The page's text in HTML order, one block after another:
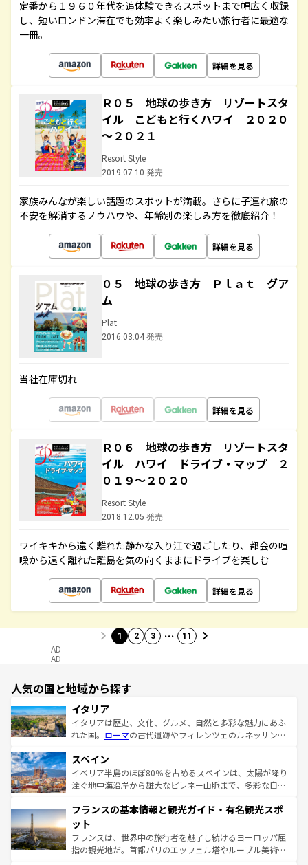
定番から１９６０年代を追体験できるスポットまで幅広く収録
し、短いロンドン滞在でも効率よく楽しみたい旅行者に最適な
一冊。
詳細を見る
Ｒ０５ 地球の歩き方 リゾートスタ
イル こどもと行くハワイ ２０２０
～２０２１
Resort Style
2019.07.10 発売
家族みんなが楽しい話題のスポットが満載。さらに子連れ旅の
不安を解消するノウハウや、年齢別の楽しみ方を徹底紹介！
詳細を見る
０５ 地球の歩き方 Ｐｌａｔ グア
ム
Plat
2016.03.04 発売
当社在庫切れ
詳細を見る
Ｒ０６ 地球の歩き方 リゾートスタ
イル ハワイ ドライブ・マップ ２
０１９～２０２０
Resort Style
2018.12.05 発売
ワイキキから遠く離れた静かな入り江で過ごしたり、都会の喧
噪から遠く離れた離島を気の向くままにドライブを楽しむ
詳細を見る
1 2 3 … 11
AD
AD
人気の国と地域から探す
イタリア
イタリアは歴史、文化、グルメ、自然と多彩な魅力にあふ
れた国。 ローマの古代遺跡やフィレンツェのルネッサンス
ろん、トスカーナの美しい田園風景やアマルフィ海岸の絶
景など、自然景観も見逃せない。観光の合間には、本場の
ピザやパスタなど、絶品のイタリア料理を堪能することも
ませてくれるイタリアで、忘れられない旅をしてみよう！
なお、新着のイタリア情報は
しい。
スペイン
イベリア半島のほぼ80％を占めるスペインは、太陽が降り
注ぐ地中海沿岸から雄大なピレネー山脈まで、多彩な自然
文化が根付くこの国では、情熱的なフラメンコ、熱気あふ
れる闘牛、そして美味しいタパスが生活の一部となってい
る。首都マドリードの洗練された雰囲気や、バルセロナの
アートに溢れた街角から、地方では古代ローマ遺跡や中世
フランスの基本情報と観光ガイド・有名観光スポ
ット
フランスは、世界中の旅行者を魅了し続けるヨーロッパ屈
指の観光地だ。首都パリのエッフェル塔やルーブル美術館